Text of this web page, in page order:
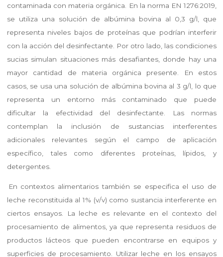
contaminada con materia orgánica. En la norma EN 1276:2019,
se utiliza una solución de albúmina bovina al 0,3 g/l, que
representa niveles bajos de proteínas que podrían interferir
con la acción del desinfectante. Por otro lado, las condiciones
sucias simulan situaciones más desafiantes, donde hay una
mayor cantidad de materia orgánica presente. En estos
casos, se usa una solución de albúmina bovina al 3 g/l, lo que
representa un entorno más contaminado que puede
dificultar la efectividad del desinfectante. Las normas
contemplan la inclusión de sustancias interferentes
adicionales relevantes según el campo de aplicación
específico, tales como diferentes proteínas, lípidos, y
detergentes.
En contextos alimentarios también se especifica el uso de
leche reconstituida al 1% (v/v) como sustancia interferente en
ciertos ensayos. La leche es relevante en el contexto del
procesamiento de alimentos, ya que representa residuos de
productos lácteos que pueden encontrarse en equipos y
superficies de procesamiento. Utilizar leche en los ensayos